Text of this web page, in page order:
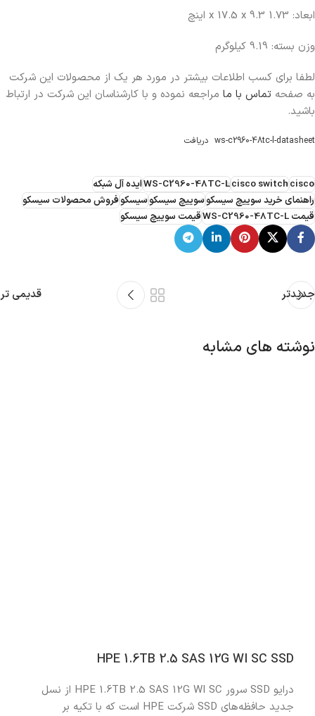
ابعاد: 1.73 x 17.5 x 9.3 اینچ
وزن بسته: 9.19 کیلوگرم
لطفا برای کسب اطلاعات بیشتر در مورد هر یک از محصولات این شرکت
به صفحه تماس با ما مراجعه نموده و با کارشناسان این شرکت در ارتباط
باشید.
ws-c2960-48tc-l-datasheet دریافت
cisco
cisco switch
WS-C2960-48TC-Lایده آل شبکه
راهنمای خرید سوییچ سیسکوسوییچ سیسکوسیسکوفروش محصولات سیسکو
قیمت WS-C2960-48TC-L
قیمت سوییچ سیسکو
جدیدتر قدیمی تر
نوشته های مشابه
HPE 1.6TB 2.5 SAS 12G WI SC SSD
درایو SSD سرور HPE 1.6TB 2.5 SAS 12G WI SC از نسل
جدید حافظه‌های SSD شرکت HPE است که با تکیه بر